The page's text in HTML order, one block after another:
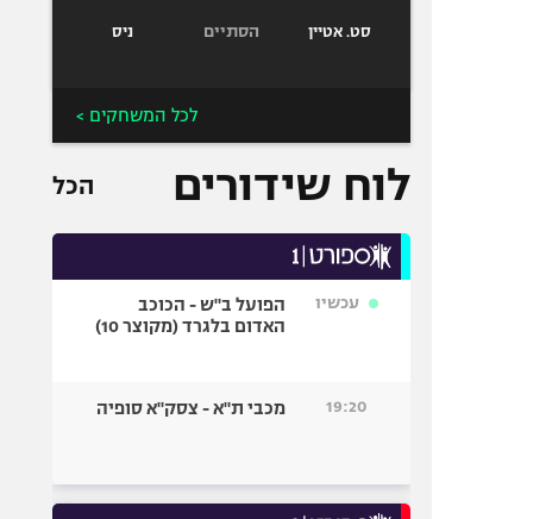
סט. אטיין הסתיים ניס
לכל המשחקים >
לוח שידורים הכל
עכשיו
הפועל ב"ש - הכוכב
האדום בלגרד (מקוצר 10)
19:20 מכבי ת"א - צסק"א סופיה